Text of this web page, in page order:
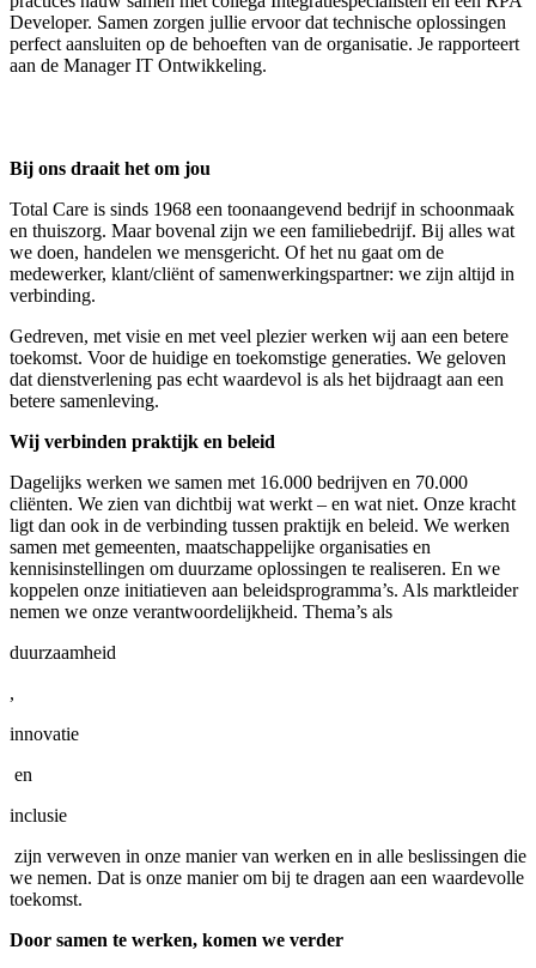
Developer. Samen zorgen jullie ervoor dat technische oplossingen
perfect aansluiten op de behoeften van de organisatie. Je rapporteert
aan de Manager IT Ontwikkeling.
Bij ons draait het om jou
Total Care is sinds 1968 een toonaangevend bedrijf in schoonmaak
en thuiszorg. Maar bovenal zijn we een familiebedrijf. Bij alles wat
we doen, handelen we mensgericht. Of het nu gaat om de
medewerker, klant/cliënt of samenwerkingspartner: we zijn altijd in
verbinding.
Gedreven, met visie en met veel plezier werken wij aan een betere
toekomst. Voor de huidige en toekomstige generaties. We geloven
dat dienstverlening pas echt waardevol is als het bijdraagt aan een
betere samenleving.
Wij verbinden praktijk en beleid
Dagelijks werken we samen met 16.000 bedrijven en 70.000
cliënten. We zien van dichtbij wat werkt – en wat niet. Onze kracht
ligt dan ook in de verbinding tussen praktijk en beleid. We werken
samen met gemeenten, maatschappelijke organisaties en
kennisinstellingen om duurzame oplossingen te realiseren. En we
koppelen onze initiatieven aan beleidsprogramma’s. Als marktleider
nemen we onze verantwoordelijkheid. Thema’s als
duurzaamheid
,
innovatie
en
inclusie
zijn verweven in onze manier van werken en in alle beslissingen die
we nemen. Dat is onze manier om bij te dragen aan een waardevolle
toekomst.
Door samen te werken, komen we verder